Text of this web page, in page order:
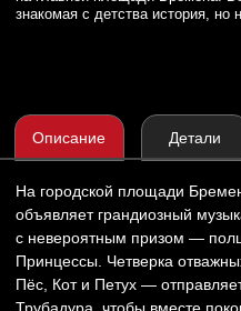
Пёс, Кот и Петух — отправляется на
Трубадура, чтобы вместе покорить
Вы не просто наблюдаете за историей,
вы проживаете её. В этом калейдоскопе
одни увидят искромётное шоу, другие
оживают забытые детские мечты, а кто-то,
найдёт в себе смелость для новых
праздник, который не заканчивается с
аккордом
Главные действующие лица, актёры: